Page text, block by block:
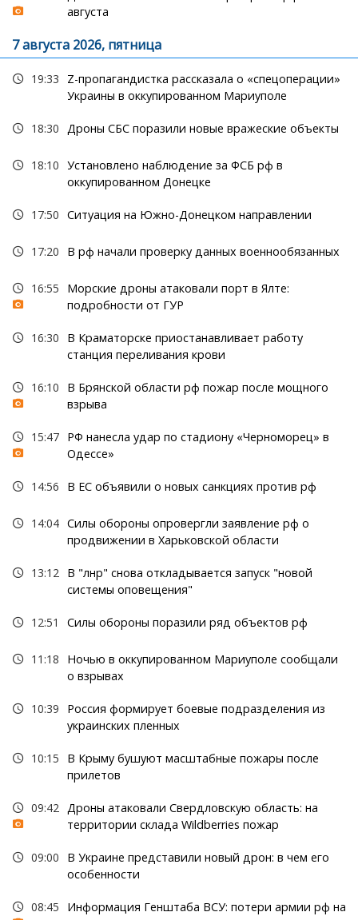
августа
7 августа 2026, пятница
19:33
Z-пропагандистка рассказала о «спецоперации»
Украины в оккупированном Мариуполе
18:30 Дроны СБС поразили новые вражеские объекты
18:10 Установлено наблюдение за ФСБ рф в
оккупированном Донецке
17:50 Ситуация на Южно-Донецком направлении
17:20 В рф начали проверку данных военнообязанных
16:55
Морские дроны атаковали порт в Ялте:
подробности от ГУР
16:30
В Краматорске приостанавливает работу
станция переливания крови
16:10
В Брянской области рф пожар после мощного
взрыва
15:47 РФ нанесла удар по стадиону «Черноморец» в
Одессе»
14:56 В ЕС объявили о новых санкциях против рф
14:04 Силы обороны опровергли заявление рф о
продвижении в Харьковской области
13:12 В "лнр" снова откладывается запуск "новой
системы оповещения"
12:51 Силы обороны поразили ряд объектов рф
11:18
Ночью в оккупированном Мариуполе сообщали
о взрывах
10:39
Россия формирует боевые подразделения из
украинских пленных
10:15
В Крыму бушуют масштабные пожары после
прилетов
09:42 Дроны атаковали Свердловскую область: на
территории склада Wildberries пожар
09:00
В Украине представили новый дрон: в чем его
особенности
08:45
Информация Генштаба ВСУ: потери армии рф на